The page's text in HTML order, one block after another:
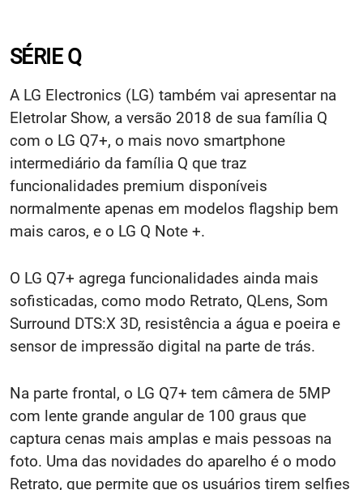
SÉRIE Q
A LG Electronics (LG) também vai apresentar na
Eletrolar Show, a versão 2018 de sua família Q
com o LG Q7+, o mais novo smartphone
intermediário da família Q que traz
funcionalidades premium disponíveis
normalmente apenas em modelos flagship bem
mais caros, e o LG Q Note +.
O LG Q7+ agrega funcionalidades ainda mais
sofisticadas, como modo Retrato, QLens, Som
Surround DTS:X 3D, resistência a água e poeira e
sensor de impressão digital na parte de trás.
Na parte frontal, o LG Q7+ tem câmera de 5MP
com lente grande angular de 100 graus que
captura cenas mais amplas e mais pessoas na
foto. Uma das novidades do aparelho é o modo
Retrato, que permite que os usuários tirem selfies